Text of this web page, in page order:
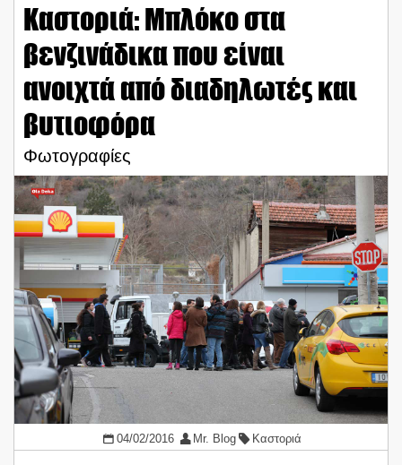
Καστοριά: Μπλόκο στα
βενζινάδικα που είναι
ανοιχτά από διαδηλωτές και
βυτιοφόρα
Φωτογραφίες
04/02/2016 Mr. Blog Καστοριά